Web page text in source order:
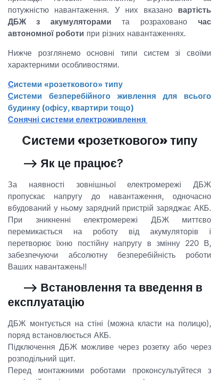
потужністю навантаження. У них вказано вартість
ДБЖ з акумуляторами та розрахованочас
автономної роботи при різних навантаженнях.
Нижче розглянемо основні типи систем зі своїми
характерними особливостями.
Cистеми «розеткового» типу
Системи безперебійного живлення для всього
будинку (офісу, квартири тощо)
Сонячні системи електроживлення
Cистеми «розеткового» типу
--> Як це працює?
За наявності зовнішньої електромережі ДБЖ
пропускає напругу до навантаження, одночасно
вбудований у ньому зарядний пристрій заряджає АКБ.
При зникненні електромережі ДБЖ миттєво
перемикається на роботу від акумуляторів і
перетворює їхню постійну напругу в змінну 220 В,
забезпечуючи абсолютну безперебійність роботи
Ваших навантажень!!
--> Встановлення та введення в
експлуатацію
ДБЖ монтується на стіні (можна класти на полицю),
поряд встановлюється АКБ.
Підключення ДБЖ можливе через розетку або через
розподільний щит.
Перед монтажними роботами проконсультуйтеся з